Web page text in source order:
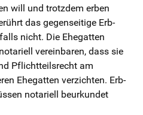
will und trotzdem erben
das gegenseitige Erb-
nicht. Die Ehegatten
vereinbaren, dass sie
Pflichtteilsrecht am
Ehegatten verzichten. Erb-
notariell beurkundet